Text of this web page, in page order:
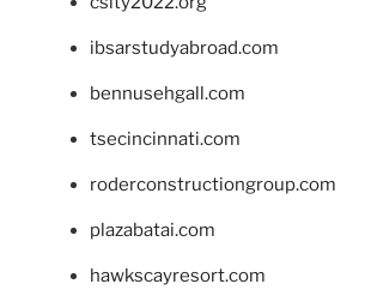
ibsarstudyabroad.com
bennusehgall.com
tsecincinnati.com
roderconstructiongroup.com
plazabatai.com
hawkscayresort.com